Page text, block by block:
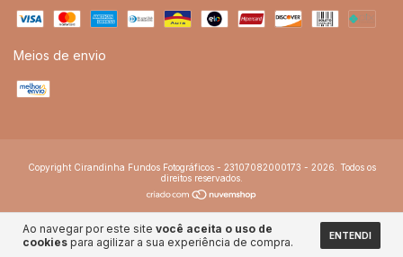
Ao navegar por este site você aceita o uso de
cookies para agilizar a sua experiência de compra. ENTENDI
Meios de envio
Copyright Cirandinha Fundos Fotográficos - 23107082000173 - 2026. Todos os
direitos reservados.